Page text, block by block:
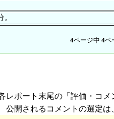
4ページ中 4ペ
レポート末尾の「評価・コ
公開されるコメントの選定は